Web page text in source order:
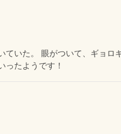
いた。 眼がついて、ギョロ
ったようです！